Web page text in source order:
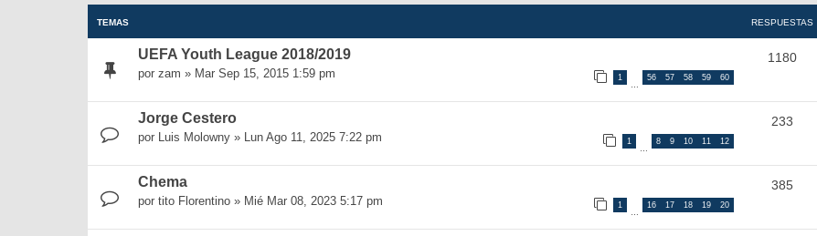
TEMAS RESPUESTAS
UEFA Youth League 2018/2019
por zam » Mar Sep 15, 2015 1:59 pm 1
…
56 57 58 59 60
1180
Jorge Cestero
por Luis Molowny » Lun Ago 11, 2025 7:22 pm 1
…
8 9 10 11 12
233
Chema
por tito Florentino » Mié Mar 08, 2023 5:17 pm 1
…
16 17 18 19 20
385